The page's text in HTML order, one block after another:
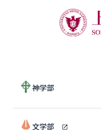
神学部
文学部